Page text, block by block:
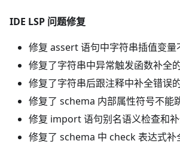
IDE LSP 问题修复
修复 assert 语句中字符串插值变量
修复了字符串中异常触发函数补全
修复了字符串后跟注释中补全错误
修复了 schema 内部属性符号不能
修复 import 语句别名语义检查和
修复了 schema 中 check 表达式补